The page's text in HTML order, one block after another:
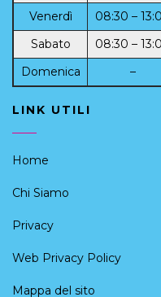
Venerdì
08:30 –
Sabato
08:30 –
Domenica
–
LINK UTILI
Home
Chi Siamo
Privacy
Web Privacy Policy
Mappa del sito